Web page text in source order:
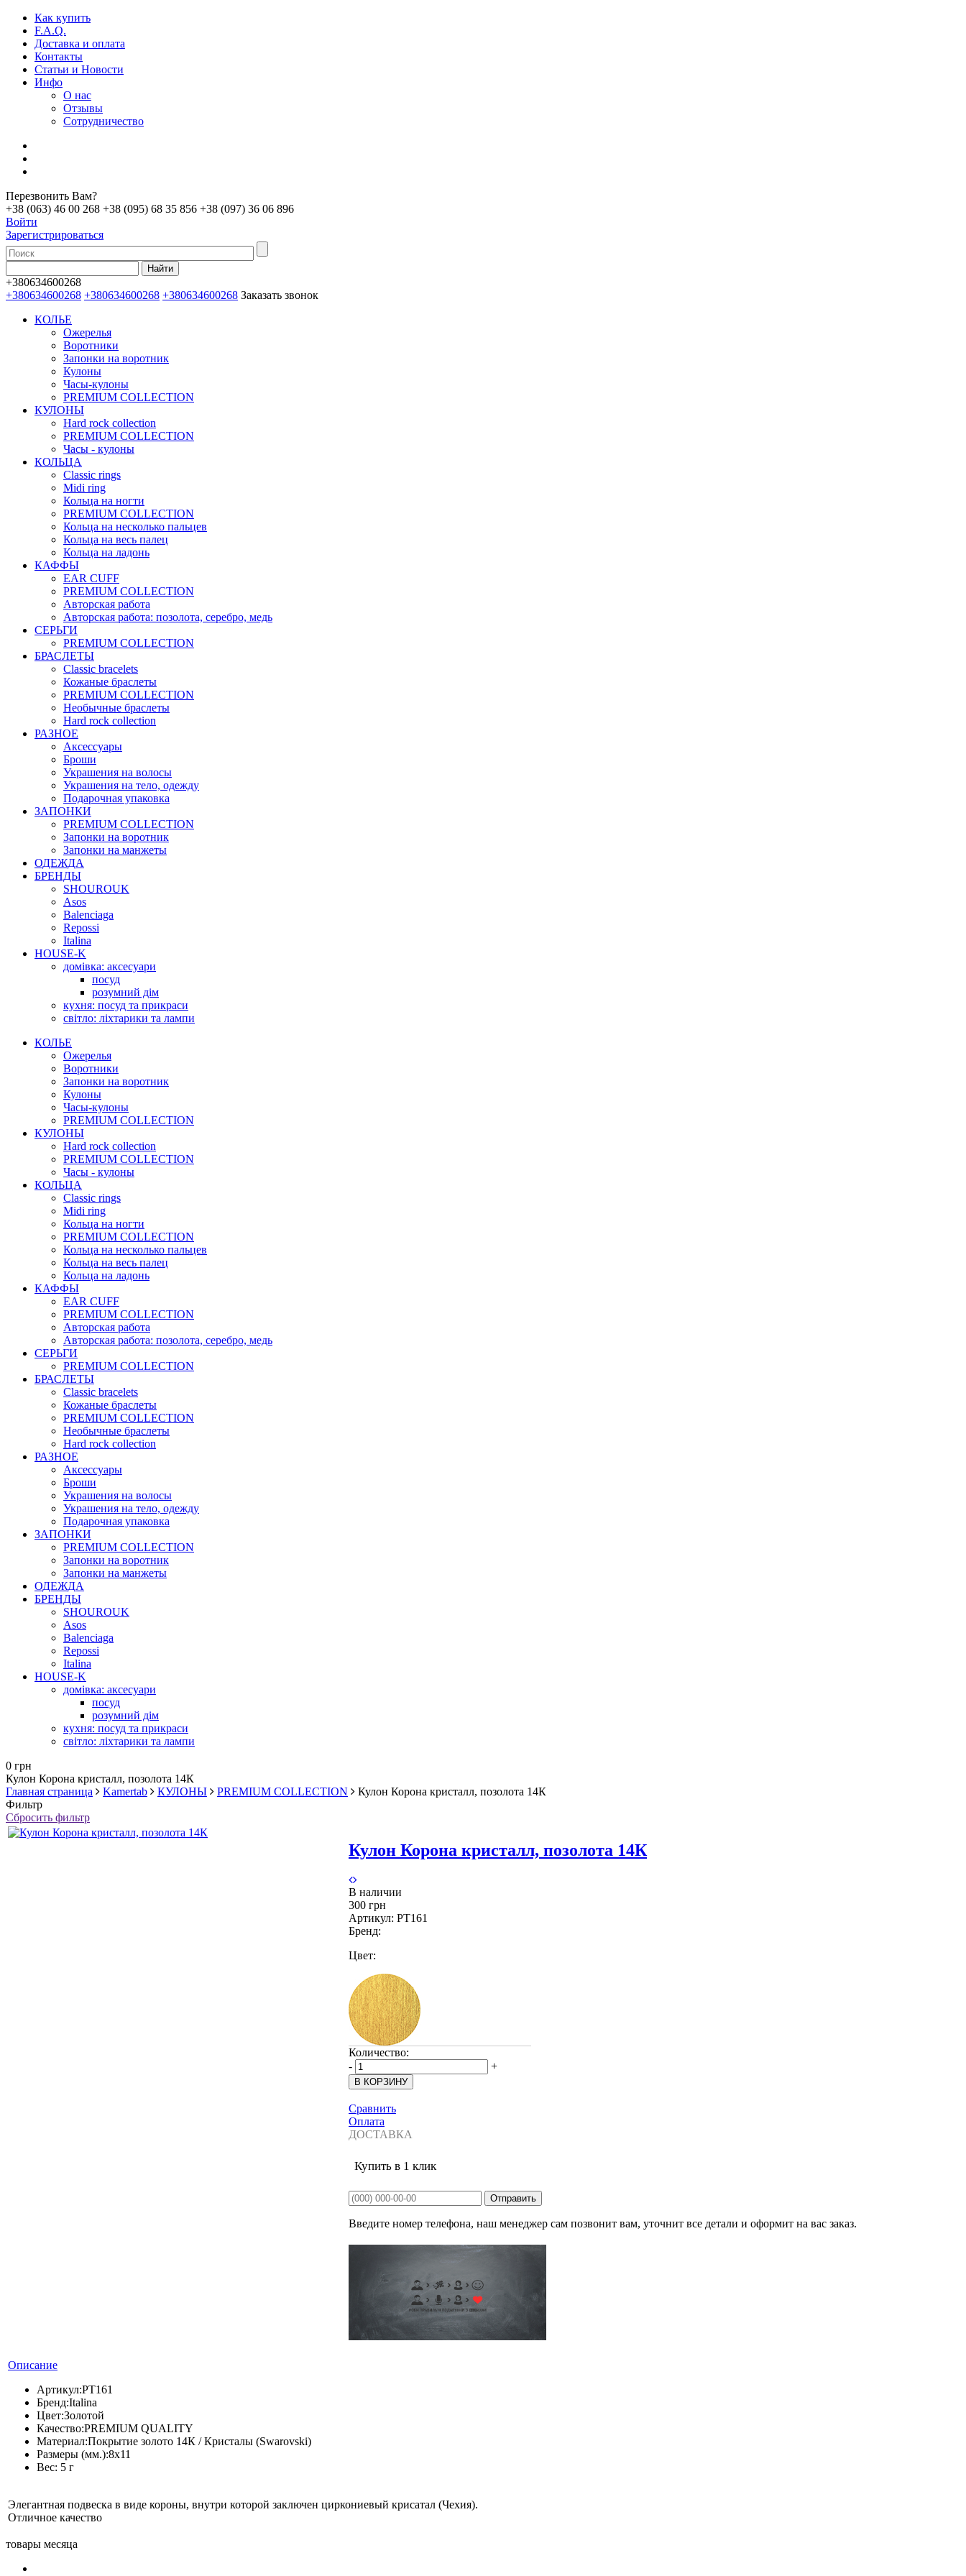
Как купить
F.A.Q.
Доставка и оплата
Контакты
Статьи и Новости
Инфо
О нас
Отзывы
Сотрудничество
Перезвонить Вам?
+38 (063) 46 00 268 +38 (095) 68 35 856 +38 (097) 36 06 896
Войти
Зарегистрироваться
+380634600268
+380634600268 +380634600268 +380634600268 Заказать звонок
КОЛЬЕ
Ожерелья
Воротники
Запонки на воротник
Кулоны
Часы-кулоны
PREMIUM COLLECTION
КУЛОНЫ
Hard rock collection
PREMIUM COLLECTION
Часы - кулоны
КОЛЬЦА
Classic rings
Midi ring
Кольца на ногти
PREMIUM COLLECTION
Кольца на несколько пальцев
Кольца на весь палец
Кольца на ладонь
КАФФЫ
EAR CUFF
PREMIUM COLLECTION
Авторская работа
Авторская работа: позолота, серебро, медь
СЕРЬГИ
PREMIUM COLLECTION
БРАСЛЕТЫ
Classic bracelets
Кожаные браслеты
PREMIUM COLLECTION
Необычные браслеты
Hard rock collection
РАЗНОЕ
Аксессуары
Броши
Украшения на волосы
Украшения на тело, одежду
Подарочная упаковка
ЗАПОНКИ
PREMIUM COLLECTION
Запонки на воротник
Запонки на манжеты
ОДЕЖДА
БРЕНДЫ
SHOUROUK
Asos
Balenciaga
Repossi
Italina
HOUSE-K
домівка: аксесуари
посуд
розумний дім
кухня: посуд та прикраси
світло: ліхтарики та лампи
КОЛЬЕ
Ожерелья
Воротники
Запонки на воротник
Кулоны
Часы-кулоны
PREMIUM COLLECTION
КУЛОНЫ
Hard rock collection
PREMIUM COLLECTION
Часы - кулоны
КОЛЬЦА
Classic rings
Midi ring
Кольца на ногти
PREMIUM COLLECTION
Кольца на несколько пальцев
Кольца на весь палец
Кольца на ладонь
КАФФЫ
EAR CUFF
PREMIUM COLLECTION
Авторская работа
Авторская работа: позолота, серебро, медь
СЕРЬГИ
PREMIUM COLLECTION
БРАСЛЕТЫ
Classic bracelets
Кожаные браслеты
PREMIUM COLLECTION
Необычные браслеты
Hard rock collection
РАЗНОЕ
Аксессуары
Броши
Украшения на волосы
Украшения на тело, одежду
Подарочная упаковка
ЗАПОНКИ
PREMIUM COLLECTION
Запонки на воротник
Запонки на манжеты
ОДЕЖДА
БРЕНДЫ
SHOUROUK
Asos
Balenciaga
Repossi
Italina
HOUSE-K
домівка: аксесуари
посуд
розумний дім
кухня: посуд та прикраси
світло: ліхтарики та лампи
0 грн
Кулон Корона кристалл, позолота 14К
Главная страница
Kamertab КУЛОНЫ PREMIUM COLLECTION
Кулон Корона кристалл, позолота 14К
Фильтр
Сбросить фильтр
Кулон Корона кристалл, позолота 14К
В наличии
300 грн
Артикул: PT161
Бренд:
Цвет:
Количество:
-
+
Сравнить
Оплата
ДОСТАВКА
Купить в 1 клик
Введите номер телефона, наш менеджер сам позвонит вам, уточнит все детали и оформит на вас заказ.
Описание
Артикул:PT161
Бренд:Italina
Цвет:Золотой
Качество:PREMIUM QUALITY
Материал:Покрытие золото 14К / Кристалы (Swarovski)
Размеры (мм.):8х11
Вес: 5 г
Элегантная подвеска в виде короны, внутри которой заключен циркониевый крисатал (Чехия).
Отличное качество
товары месяца